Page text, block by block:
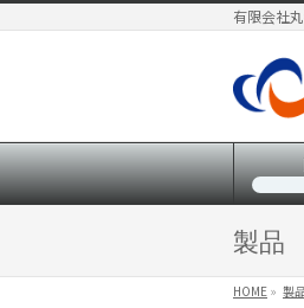
有限会社
製品
HOME » 製